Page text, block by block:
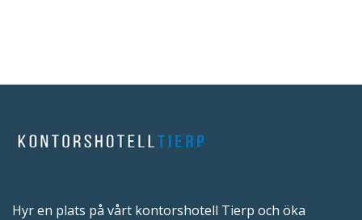
Hyr en plats på vårt kontorshotell Tierp och öka